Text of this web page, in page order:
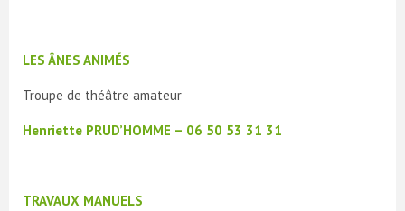
LES ÂNES ANIMÉS
Troupe de théâtre amateur
Henriette PRUD’HOMME – 06 50 53 31 31
TRAVAUX MANUELS